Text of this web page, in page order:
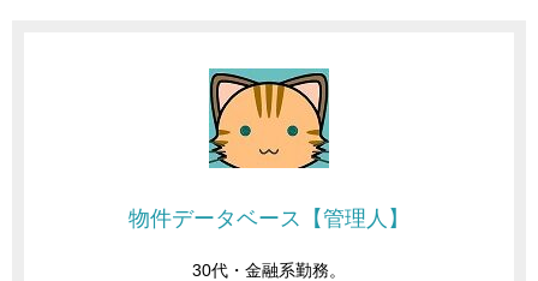
物件データベース【管理人】
30代・金融系勤務。